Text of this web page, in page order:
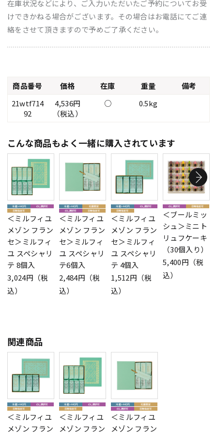
在庫状況などにより、ご入力いただいたご予約についてお受
けできかねる場合がございます。その場合はお電話にてご連
絡をさせて頂きますので予めご了承ください。
商品番号 価格 在庫 重量
備考
21wtf714
92
4,536円
（税込）
○ 0.5kg
こんな商品もよく一緒に購入されています
＜ミルフィユ
メゾン フラン
セ＞ミルフィ
ユ スペシャリ
テ 8個入
3,024円（税
込）
＜ミルフィユ
メゾン フラン
セ＞ミルフィ
ユ スペシャリ
テ6個入
2,484円（税
込）
＜ミルフィユ
メゾン フラン
セ＞ミルフィ
ユ スペシャリ
テ 4個入
1,512円（税
込）
＜ブールミッ
シュ＞ミニト
リュフケーキ
（30個入り）
5,400円（税
込）
関連商品
＜ミルフィユ
メゾン フラン
＜ミルフィユ
メゾン フラン
＜ミルフィユ
メゾン フラン